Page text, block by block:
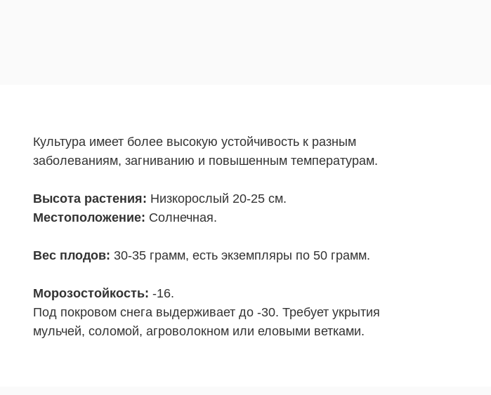
Культура имеет более высокую устойчивость к разным
заболеваниям, загниванию и повышенным температурам.
Высота растения: Низкорослый 20-25 см.
Местоположение: Солнечная.
Вес плодов: 30-35 грамм, есть экземпляры по 50 грамм.
Морозостойкость: -16.
Под покровом снега выдерживает до -30. Требует укрытия
мульчей, соломой, агроволокном или еловыми ветками.